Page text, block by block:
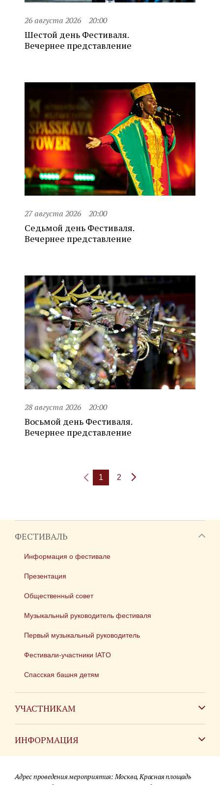
26 августа 2026 20:00
Шестой день Фестиваля.
Вечернее представление
27 августа 2026 20:00
Седьмой день Фестиваля.
Вечернее представление
28 августа 2026 20:00
Восьмой день Фестиваля.
Вечернее представление
1 2
ФЕСТИВАЛЬ
Информация о фестивале
Презентация
Общественный совет
Музыкальный руководитель фестиваля
Первый музыкальный руководитель
Фестивали-участники IATO
Спасская башня детям
УЧАСТНИКАМ
ИНФОРМАЦИЯ
Для СМИ
Адрес проведения мероприятия: Москва, Красная площадь